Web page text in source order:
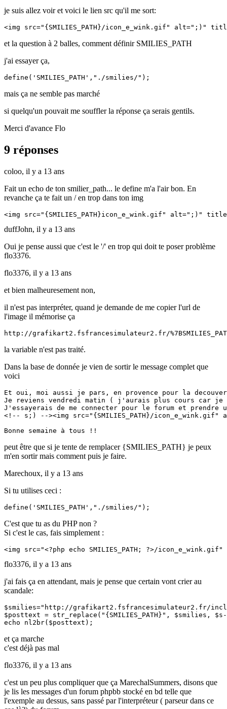
je suis allez voir et voici le lien src qu'il me sort:
<img src="{SMILIES_PATH}/icon_e_wink.gif" alt=";)"
et la question à 2 balles, comment définir SMILIES_PATH
j'ai essayer ça,
define('SMILIES_PATH',"./smilies/");
mais ça ne semble pas marché
si quelqu'un pouvait me souffler la réponse ça serais gentils.
Merci d'avance Flo
9 réponses
coloo, il y a 13 ans
Fait un echo de ton smilier_path... le define m'a l'air bon. En
revanche ça te fait un / en trop dans ton img
<img src="{SMILIES_PATH}icon_e_wink.gif" alt=";)"
duffJohn, il y a 13 ans
Oui je pense aussi que c'est le '/' en trop qui doit te poser problème
flo3376.
flo3376, il y a 13 ans
et bien malheuresement non,
il n'est pas interpréter, quand je demande de me copier l'url de
l'image il mémorise ça
http://grafikart2.fsfrancesimulateur2.fr/
la variable n'est pas traité.
Dans la base de donnée je vien de sortir le message complet que
voici
Et oui, moi aussi je pars, en provence pour la
Je reviens vendredi matin ( j'aurais plus cours car je
J'essayerais de me connecter pour le forum et prendre
<!-- s;) --><img src="{SMILIES_PATH}/
Bonne semaine à tous !!
peut être que si je tente de remplacer {SMILIES_PATH} je peux
m'en sortir mais comment puis je faire.
Marechoux, il y a 13 ans
Si tu utilises ceci :
define('SMILIES_PATH',"./smilies/");
C'est que tu as du PHP non ?
Si c'est le cas, fais simplement :
<img src="<?php echo SMILIES_PATH; ?>/
flo3376, il y a 13 ans
j'ai fais ça en attendant, mais je pense que certain vont crier au
scandale:
$smilies="http://grafikart2.fsfrancesimulateur2.fr/
$posttext = str_replace("{SMILIES_PATH}", $smilies,
echo nl2br($posttext);
et ça marche
c'est déjà pas mal
flo3376, il y a 13 ans
c'est un peu plus compliquer que ça MarechalSummers, disons que
je lis les messages d'un forum phpbb stocké en bd telle que
l'exemple au dessus, sans passé par l'interpréteur ( parseur dans ce